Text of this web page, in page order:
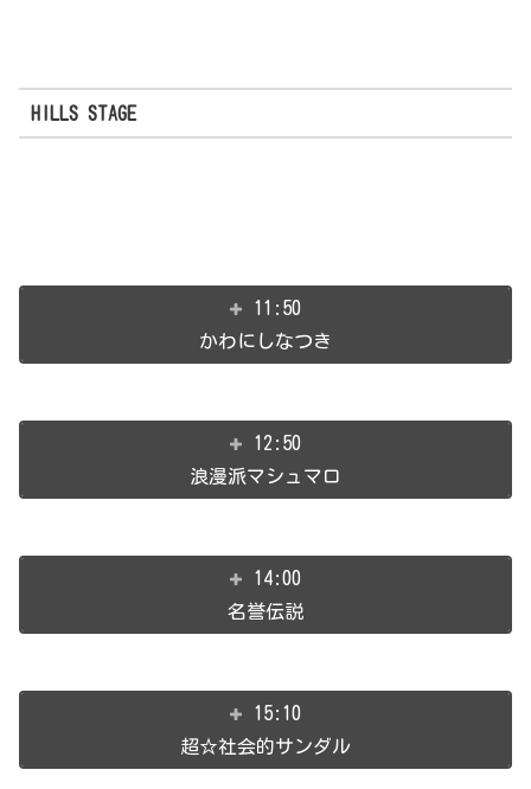
HILLS STAGE
11:50
かわにしなつき
12:50
浪漫派マシュマロ
14:00
名誉伝説
15:10
超☆社会的サンダル